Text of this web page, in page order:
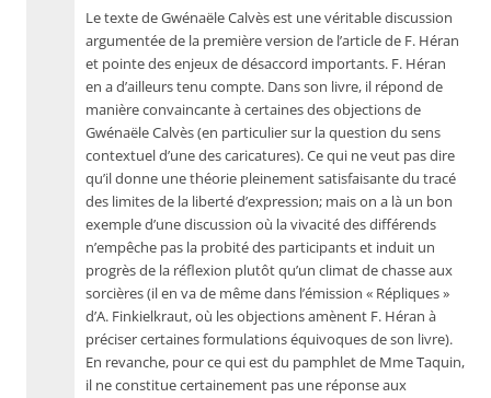
Le texte de Gwénaële Calvès est une véritable discussion
argumentée de la première version de l’article de F. Héran
et pointe des enjeux de désaccord importants. F. Héran
en a d’ailleurs tenu compte. Dans son livre, il répond de
manière convaincante à certaines des objections de
Gwénaële Calvès (en particulier sur la question du sens
contextuel d’une des caricatures). Ce qui ne veut pas dire
qu’il donne une théorie pleinement satisfaisante du tracé
des limites de la liberté d’expression; mais on a là un bon
exemple d’une discussion où la vivacité des différends
n’empêche pas la probité des participants et induit un
progrès de la réflexion plutôt qu’un climat de chasse aux
sorcières (il en va de même dans l’émission « Répliques »
d’A. Finkielkraut, où les objections amènent F. Héran à
préciser certaines formulations équivoques de son livre).
En revanche, pour ce qui est du pamphlet de Mme Taquin,
il ne constitue certainement pas une réponse aux